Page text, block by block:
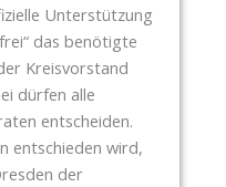
Unterstützung
das benötigte
Kreisvorstand
dürfen alle
entscheiden.
entschieden wird,
der